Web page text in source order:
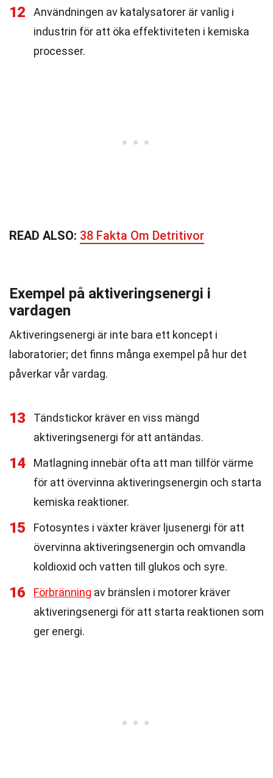
12
Användningen av katalysatorer är vanlig i
industrin för att öka effektiviteten i kemiska
processer.
READ ALSO: 38 Fakta Om Detritivor
Exempel på aktiveringsenergi i
vardagen
Aktiveringsenergi är inte bara ett koncept i
laboratorier; det finns många exempel på hur det
påverkar vår vardag.
13
Tändstickor kräver en viss mängd
aktiveringsenergi för att antändas.
14
Matlagning innebär ofta att man tillför värme
för att övervinna aktiveringsenergin och starta
kemiska reaktioner.
15
Fotosyntes i växter kräver ljusenergi för att
övervinna aktiveringsenergin och omvandla
koldioxid och vatten till glukos och syre.
16 Förbränning av bränslen i motorer kräver
aktiveringsenergi för att starta reaktionen som
ger energi.